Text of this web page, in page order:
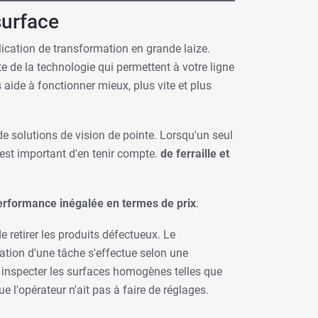
de transformation en grande laize.
de la technologie qui permettent à votre ligne
à fonctionner mieux, plus vite et plus
solutions de vision de pointe. Lorsqu'un seul
important d'en tenir compte. de ferraille et
inégalée en termes de prix.
retirer les produits défectueux. Le
d'une tâche s'effectue selon une
les surfaces homogènes telles que
l'opérateur n'ait pas à faire de réglages.